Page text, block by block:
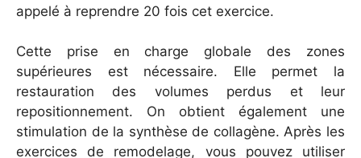
appelé à reprendre 20 fois cet exercice.
Cette prise en charge globale des zones
supérieures est nécessaire. Elle permet la
restauration des volumes perdus et leur
repositionnement. On obtient également une
stimulation de la synthèse de collagène. Après les
exercices de remodelage, vous pouvez utiliser